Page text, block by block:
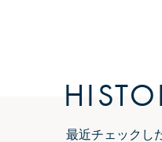
最近チェックし